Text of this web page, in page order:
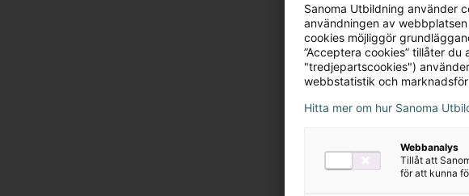
Bokföringsprogram
Visa
innehåll
Författare
Visa
innehåll
innehåll
Sanoma Utbildning använder
användningen av
cookies möjliggör
”Acceptera cookies” tillåter
"tredjepartscookies")
webbstatistik och
Hitta mer om hur Sanoma
Webbanalys
Tillåt att
för att kunna